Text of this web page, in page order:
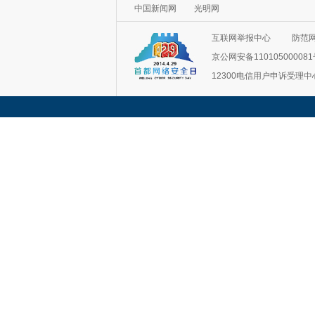
中国新闻网
光明网
互联网举报中心
防范
京公网安备110105000081
12300电信用户申诉受理中